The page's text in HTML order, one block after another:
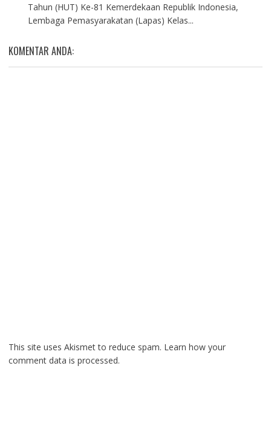
Tahun (HUT) Ke-81 Kemerdekaan Republik Indonesia,
Lembaga Pemasyarakatan (Lapas) Kelas...
KOMENTAR ANDA:
This site uses Akismet to reduce spam. Learn how your
comment data is processed.